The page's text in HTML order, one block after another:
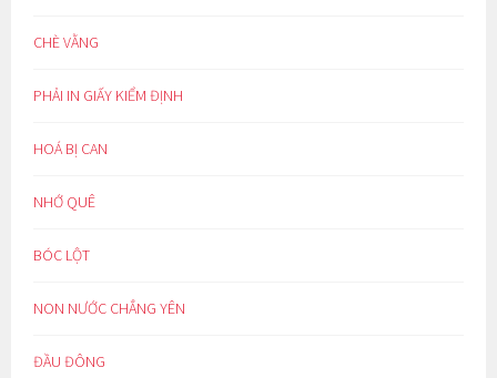
CHÈ VẰNG
PHẢI IN GIẤY KIỂM ĐỊNH
HOÁ BỊ CAN
NHỚ QUÊ
BÓC LỘT
NON NƯỚC CHẲNG YÊN
ĐẦU ĐÔNG